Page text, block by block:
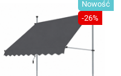
Nowość
-26%